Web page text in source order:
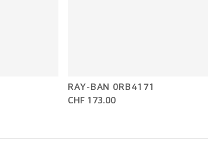
RAY-BAN 0RB4171
CHF 173.00